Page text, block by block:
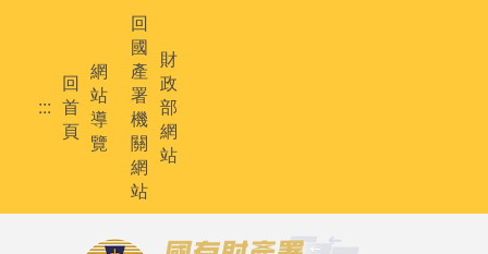
:::
回
首
頁
網
站
導
覽
回
國
產
署
機
關
網
站
財
政
部
網
站